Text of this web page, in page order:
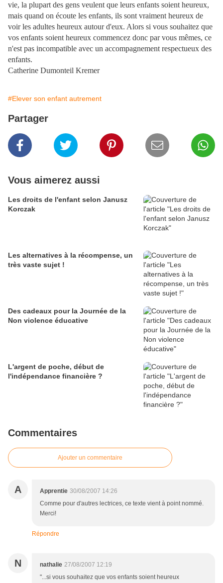
vie, la plupart des gens veulent que leurs enfants soient heureux,
mais quand on écoute les enfants, ils sont vraiment heureux de
voir les adultes heureux autour d'eux. Alors si vous souhaitez que
vos enfants soient heureux commencez donc par vous mêmes, ce
n'est pas incompatible avec un accompagnement respectueux des
enfants.
Catherine Dumonteil Kremer
#Elever son enfant autrement
Partager
Vous aimerez aussi
Les droits de l'enfant selon Janusz
Korczak
Les alternatives à la récompense, un
très vaste sujet !
Des cadeaux pour la Journée de la
Non violence éducative
L'argent de poche, début de
l'indépendance financière ?
Commentaires
Ajouter un commentaire
A Apprentie 30/08/2007 14:26
Comme pour d'autres lectrices, ce texte vient à point nommé.
Merci!
Répondre
N nathalie 27/08/2007 12:19
"...si vous souhaitez que vos enfants soient heureux